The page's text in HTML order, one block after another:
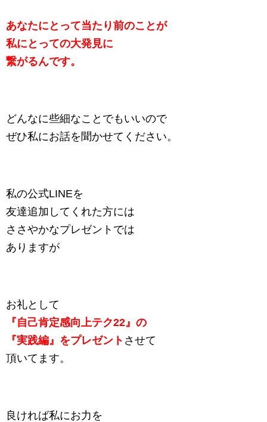
あなたにとって当たり前のことが
私にとっての大発見に
繋がるんです。
どんなに些細なことでもいいので
ぜひ私にお話を聞かせてください。
私の公式LINEを
友達追加してくれた方には
ささやかなプレゼントでは
ありますが
お礼として
『自己肯定感向上テク22』の
『実践編』をプレゼント させて
頂いてます。
良ければ私にお力を